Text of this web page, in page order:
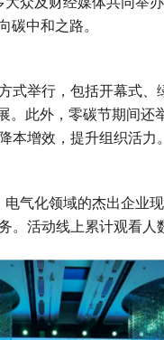
碳中和之路。
举行，包括开幕式、
。此外，零碳节期间还
本增效，提升组织活力。
气化领域的杰出企业
活动线上累计观看人